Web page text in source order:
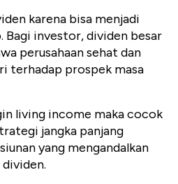
karena bisa menjadi
investor, dividen besar
perusahaan sehat dan
terhadap prospek masa
living income maka cocok
jangka panjang
yang mengandalkan